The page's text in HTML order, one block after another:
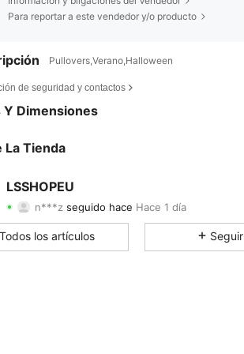
Para reportar a este vendedor y/o producto
Pullovers,Verano,Halloween
de seguridad y contactos
Y Dimensiones
La Tienda
LSSHOPEU
4,80
4,80
4,80 Calificación 450Artículos 25
Todos los artículos Seguir